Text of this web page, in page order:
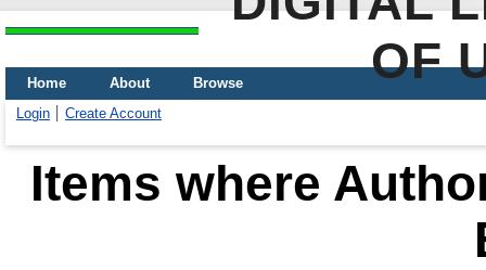
OF
Home About
Browse
Login
Create Account
Items where